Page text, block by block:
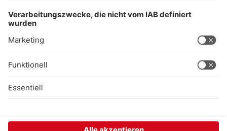
Audiothek
Unexpected Application Error!
crypto.randomUUID is not a function
at https://chat-embed.branchly.io/assets/
at https://chat-embed.branchly.io/assets/